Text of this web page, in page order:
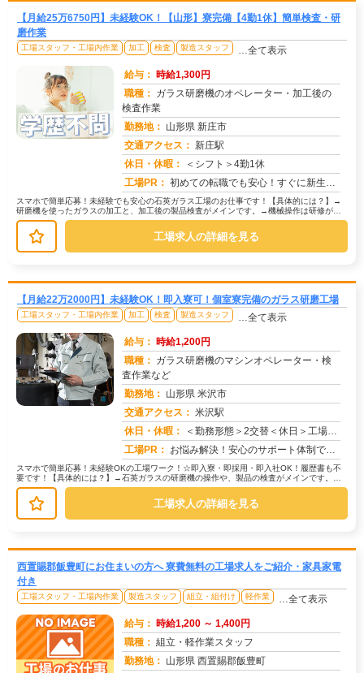
【月給25万6750円】未経験OK！【山形】寮完備【4勤1休】簡単検査・研
磨作業
工場スタッフ・工場内作業 加工 検査 製造スタッフ …全て表示
給与： 時給1,300円
職種： ガラス研磨機のオペレーター・加工後の
検査作業
勤務地： 山形県 新庄市
交通アクセス： 新庄駅
休日・休暇：
＜シフト＞4勤1休
工場PR： 初めての転職でも安心！すぐに新生活を始められます！☆家具付き寮にすぐに住める！初期費用0円！敷金礼金、ガス開栓費用...
スマホで簡単応募！未経験でも安心の石英ガラス工場のお仕事です！【具体的には？】→
研磨機を使ったガラスの加工と、加工後の製品検査がメインです。→機械操作は研修があ
るのでご安心ください。→検査は目視...
工場求人の詳細を見る
【月給22万2000円】未経験OK！即入寮可！個室寮完備のガラス研磨工場
工場スタッフ・工場内作業 加工 検査 製造スタッフ …全て表示
給与： 時給1,200円
職種： ガラス研磨機のマシンオペレーター・検
査作業など
勤務地： 山形県 米沢市
交通アクセス： 米沢駅
休日・休暇：
＜勤務形態＞2交替＜休日＞工場カレンダーによる
工場PR： お悩み解決！安心のサポート体制で、新しい一歩を踏み出しませんか？☆応募後のご相談は7割の方が利用！不安なことは何で...
スマホで簡単応募！未経験OKの工場ワーク！☆即入寮・即採用・即入社OK！履歴書も不
要です！【具体的には？】→石英ガラスの研磨機の操作や、製品の検査がメインです。→
機械操作は、丁寧な研修があるので...
工場求人の詳細を見る
西置賜郡飯豊町にお住まいの方へ 寮費無料の工場求人をご紹介・家具家電
付き
工場スタッフ・工場内作業 製造スタッフ 組立・組付け 軽作業 …全て表示
給与： 時給1,200 ～ 1,400円
職種： 組立・軽作業スタッフ
勤務地： 山形県 西置賜郡飯豊町